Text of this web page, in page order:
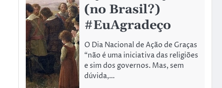
(no Brasil?)
#EuAgradeço
O Dia Nacional de Ação de Graças
“não é uma iniciativa das religiões
e sim dos governos. Mas, sem
dúvida,…